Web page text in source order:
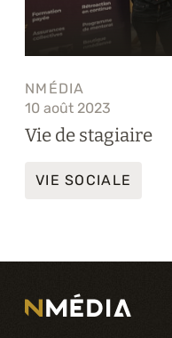
NMÉDIA
10 août 2023
Vie de stagiaire
VIE SOCIALE